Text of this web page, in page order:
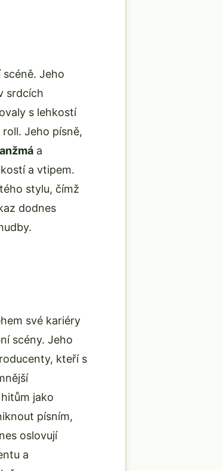
Jeho
srdcích
s lehkostí
Jeho písně,
a
a vtipem.
stylu, čímž
dodnes
své kariéry
scény. Jeho
kteří s
jako
písním,
oslovují
a